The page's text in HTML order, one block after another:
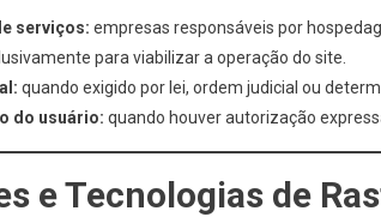
serviços: empresas responsáveis por
para viabilizar a operação do site.
quando exigido por lei, ordem judicial ou
do usuário: quando houver autorização
e Tecnologias de